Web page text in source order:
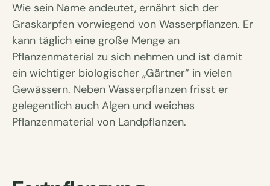
Wie sein Name andeutet, ernährt sich der
Graskarpfen vorwiegend von Wasserpflanzen. Er
kann täglich eine große Menge an
Pflanzenmaterial zu sich nehmen und ist damit
ein wichtiger biologischer „Gärtner“ in vielen
Gewässern. Neben Wasserpflanzen frisst er
gelegentlich auch Algen und weiches
Pflanzenmaterial von Landpflanzen.